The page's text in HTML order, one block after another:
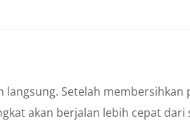
Setelah membersihkan
akan berjalan lebih cepat dari